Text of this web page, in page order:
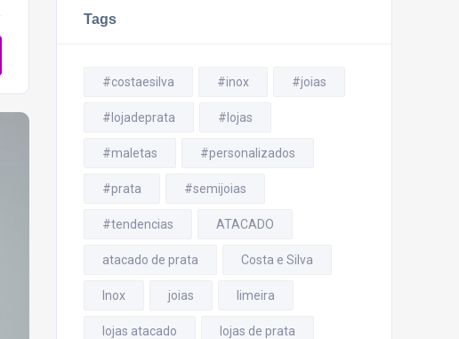
Tags
#costaesilva #inox #joias
#lojadeprata #lojas
#maletas #personalizados
#prata #semijoias
#tendencias ATACADO
atacado de prata Costa e Silva
Inox joias limeira
lojas atacado lojas de prata